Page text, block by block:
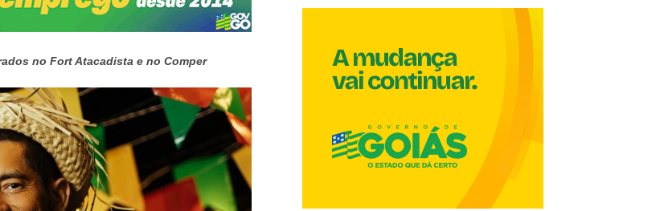
no Fort Atacadista e no Comper